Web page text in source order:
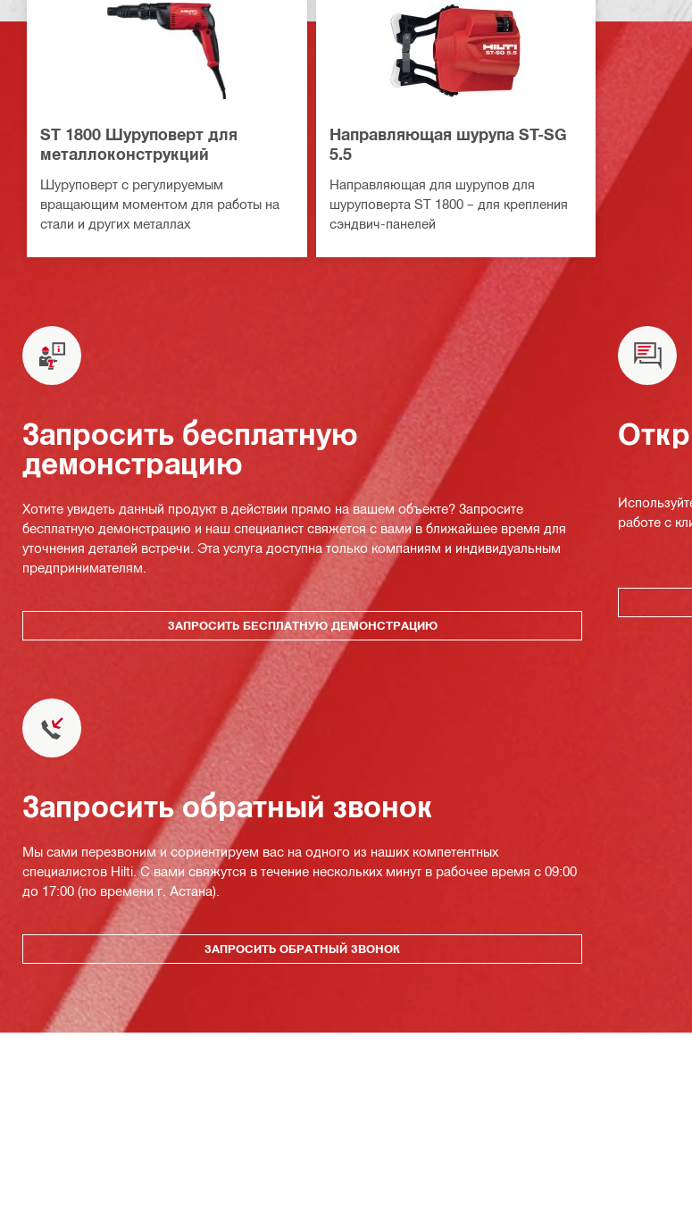
ST 1800 Шуруповерт для
металлоконструкций
Шуруповерт с регулируемым
вращающим моментом для работы на
стали и других металлах
Направляющая шурупа ST-SG
5.5
Направляющая для шурупов для
шуруповерта ST 1800 – для крепления
сэндвич-панелей
Запросить бесплатную
демонстрацию
Хотите увидеть данный продукт в действии прямо на вашем объекте? Запросите
бесплатную демонстрацию и наш специалист свяжется с вами в ближайшее время для
уточнения деталей встречи. Эта услуга доступна только компаниям и индивидуальным
предпринимателям.
ЗАПРОСИТЬ БЕСПЛАТНУЮ ДЕМОНСТРАЦИЮ
работе с
Запросить обратный звонок
Мы сами перезвоним и сориентируем вас на одного из наших компетентных
специалистов Hilti. С вами свяжутся в течение нескольких минут в рабочее время с 09:00
до 17:00 (по времени г. Астана).
ЗАПРОСИТЬ ОБРАТНЫЙ ЗВОНОК